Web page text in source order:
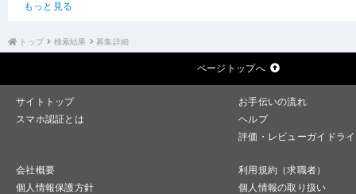
もっと見る
トップ 検索結果 募集詳細
ページトップへ
サイトトップ
お手伝いの流れ
スマホ認証とは
ヘルプ
評価・レビューガイドラ
会社概要
利用規約（求職者）
個人情報保護方針
個人情報の取り扱い